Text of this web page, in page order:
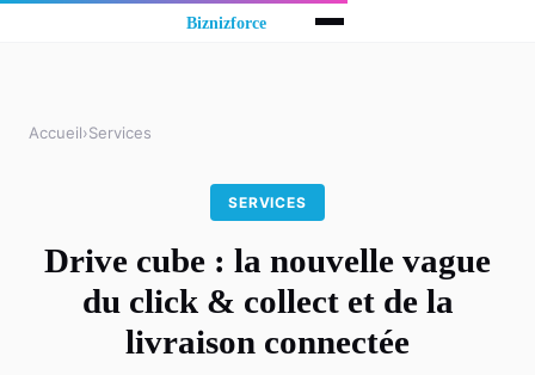
Accueil›Services
SERVICES
Drive cube : la nouvelle vague
du click & collect et de la
livraison connectée